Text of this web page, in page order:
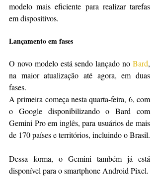
modelo mais eficiente para realizar tarefas
em dispositivos.
Lançamento em fases
O novo modelo está sendo lançado no Bard,
na maior atualização até agora, em duas
fases.
A primeira começa nesta quarta-feira, 6, com
o Google disponibilizando o Bard com
Gemini Pro em inglês, para usuários de mais
de 170 países e territórios, incluindo o Brasil.
Dessa forma, o Gemini também já está
disponível para o smartphone Android Pixel.